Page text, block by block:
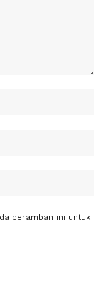
peramban ini untuk